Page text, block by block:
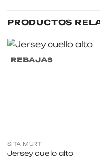
PRODUCTOS
REBAJAS
SITA MURT
Jersey cuello alto